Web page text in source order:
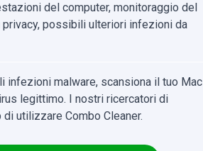
del computer, monitoraggio del
possibili ulteriori infezioni da
infezioni malware, scansiona il tuo Mac
legittimo. I nostri ricercatori di
utilizzare Combo Cleaner.